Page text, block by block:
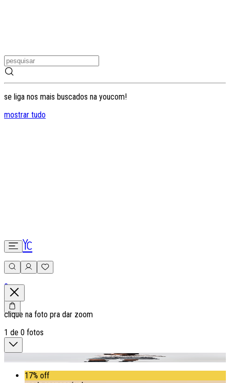
se liga nos mais buscados na youcom!
mostrar tudo
0
clique na foto pra dar zoom
1 de 0 fotos
17% off